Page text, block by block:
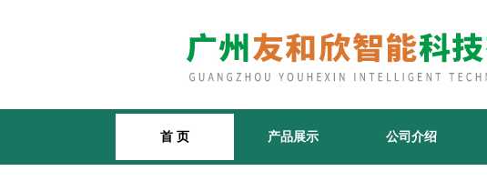
首 页 产品展示 公司介绍